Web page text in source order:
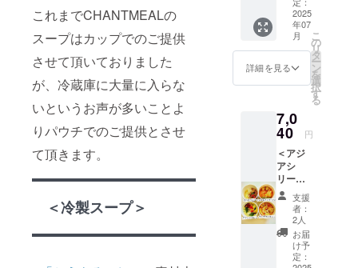
これまでCHANTMEALの
スープはカップでのご提供
させて頂いておりました
が、冷蔵庫に大量に入らな
いというお声が多いことよ
りパウチでのご提供とさせ
て頂きます。
＜冷製スープ＞
意書き
をご確
認下さ
菜のク
リーム
煮 ・ク
レーム
ドゥ
シャン
リカッ
セク
シ
チュー
＜クラ
フト
スープB
＞ ・10
種野菜
と生姜
の彩り
選び下
さい。
備考欄
にA・
B・Cの
す。
＜クラ
フト
スープA
＞ ・10
種野菜
と生姜
の彩り
椀 ・焼
鮭と白
菜のク
リーム
B・C 4
個＞ ・
グリー
ンカ
レー ・
マッサ
マンカ
トムヤ
ムクン
ラーメ
ン ・ガ
パオラ
イス 以
下のク
ラフト
スープ
のセッ
トを選
択し、
2025
年07
月
詳細を見る
こ
の
リ
タ
ー
ン
を
選
択
す
る
7,0
40 円
＜アジ
アシ
リーズ4
個（各1
個）＋
クラフ
トスー
プA・
B・C 4
支援
者：
2人
お届
け予
定：